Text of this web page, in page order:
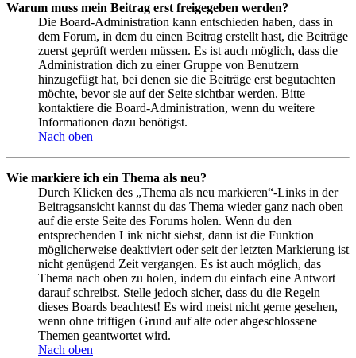
Warum muss mein Beitrag erst freigegeben werden?
Die Board-Administration kann entschieden haben, dass in
dem Forum, in dem du einen Beitrag erstellt hast, die Beiträge
zuerst geprüft werden müssen. Es ist auch möglich, dass die
Administration dich zu einer Gruppe von Benutzern
hinzugefügt hat, bei denen sie die Beiträge erst begutachten
möchte, bevor sie auf der Seite sichtbar werden. Bitte
kontaktiere die Board-Administration, wenn du weitere
Informationen dazu benötigst.
Nach oben
Wie markiere ich ein Thema als neu?
Durch Klicken des „Thema als neu markieren“-Links in der
Beitragsansicht kannst du das Thema wieder ganz nach oben
auf die erste Seite des Forums holen. Wenn du den
entsprechenden Link nicht siehst, dann ist die Funktion
möglicherweise deaktiviert oder seit der letzten Markierung ist
nicht genügend Zeit vergangen. Es ist auch möglich, das
Thema nach oben zu holen, indem du einfach eine Antwort
darauf schreibst. Stelle jedoch sicher, dass du die Regeln
dieses Boards beachtest! Es wird meist nicht gerne gesehen,
wenn ohne triftigen Grund auf alte oder abgeschlossene
Themen geantwortet wird.
Nach oben